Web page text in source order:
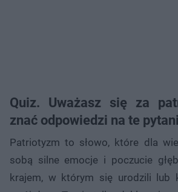
Quiz. Uważasz się za
znać odpowiedzi na te
Patriotyzm to słowo, które dla
sobą silne emocje i poczucie
krajem, w którym się urodzili lub